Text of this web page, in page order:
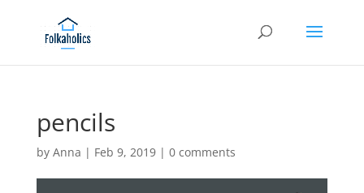
pencils
by Anna | Feb 9, 2019| 0 comments